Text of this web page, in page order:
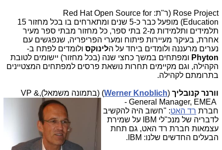
Rose Project (ר"ת: Red Hat Open Source for
Education) מופעל כבר כ-5 שנים ומתארחים בו בכל מחזור 15
תלמידים ותלמידות מ-2 בתי ספר, כל מחזור מבתי ספר מעיר
אחרת, בעיקר מעיירות פיתוח ומערי הפריפריה, שנפגשים עם
נערים מרעננה ולומדים ביחד על הלינוקסולומדים לפתח ב-
Phyton ומפתחים במשך כחצי שנה (בכל מחזור) יישומים לטובת
הקהילה, וגם מקיימים תחרות נושאת פרסים למפתחים המצטיינים
בתרומתם לקהילה.
וורנר קנובליך (
Werner Knoblich) (בתמונה משמאל),VP &
General Manager, EMEA
-
חברת רד האט: "חשוב היה להקשיב
לדבריה של מנכ"לי IBM על שמירת
עצמאות חברת רד האט, גם תחת
הבעלים החדשים שלנו: IBM.